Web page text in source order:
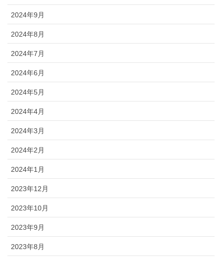
2024年9月
2024年8月
2024年7月
2024年6月
2024年5月
2024年4月
2024年3月
2024年2月
2024年1月
2023年12月
2023年10月
2023年9月
2023年8月